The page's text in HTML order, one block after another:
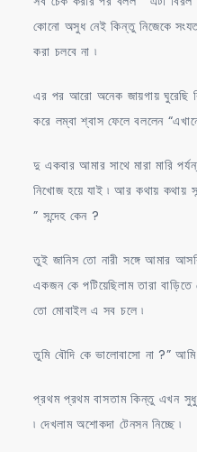
কোনো অসুধ নেই কিন্তু নিজেকে
করা চলবে না ৷
এর পর আরো অনেক জায়গায় ঘুরেছি
করে লম্বা শ্বাস ফেলে বললেন
দু একবার আমার সাথে মারা মারি
নিখোজ হয়ে যাই ৷ আর কথায় কথায়
” সন্দেহ কেন ?
তুই জানিস তো নারী সঙ্গে আমার
একজন কে পটিয়েছিলাম তারা
তো মোবাইল এ সব চলে ৷
তুমি বৌদি কে ভালোবাসো না ?” আমি
প্রথম প্রথম বাসতাম কিন্তু এখন
৷ দেখলাম অশোকদা টেনসন নিচ্ছে ৷